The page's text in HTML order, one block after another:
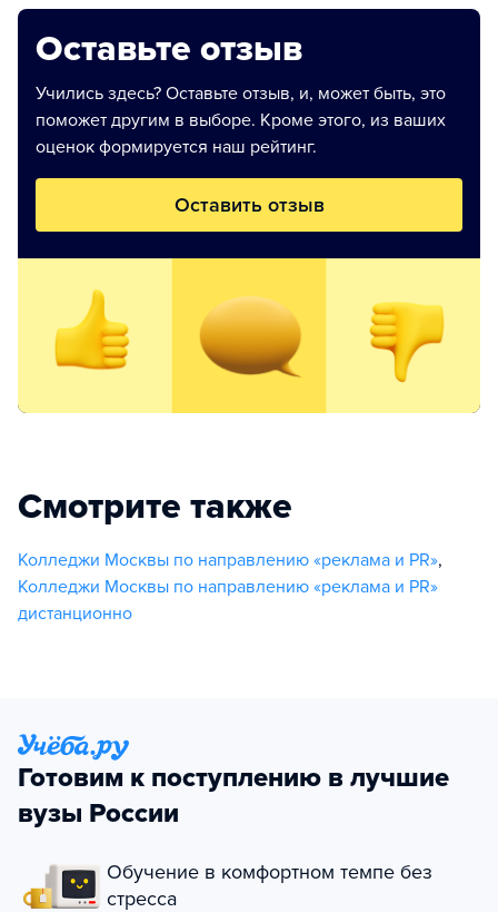
Оставьте отзыв
Учились здесь? Оставьте отзыв, и, может быть, это
поможет другим в выборе. Кроме этого, из ваших
оценок формируется наш рейтинг.
Оставить отзыв
Смотрите также
Колледжи Москвы по направлению «реклама и PR»,
Колледжи Москвы по направлению «реклама и PR»
дистанционно
Готовим к поступлению в лучшие
вузы России
Обучение в комфортном темпе без
стресса